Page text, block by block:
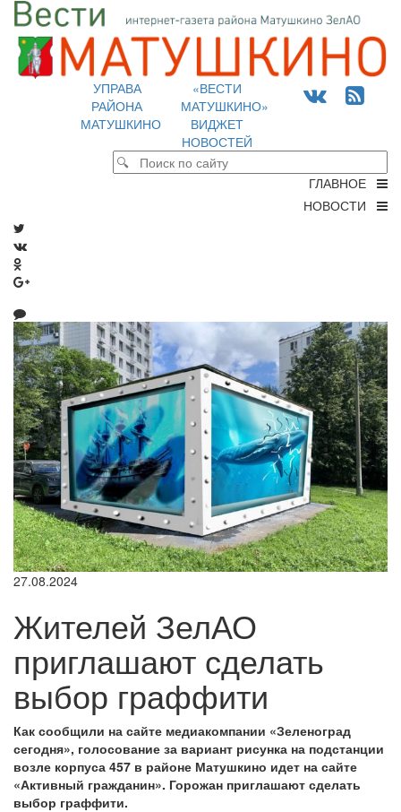
УПРАВА
РАЙОНА
МАТУШКИНО
«ВЕСТИ
МАТУШКИНО»
ВИДЖЕТ
НОВОСТЕЙ
ГЛАВНОЕ
НОВОСТИ
27.08.2024
Жителей ЗелАО
приглашают сделать
выбор граффити
Как сообщили на сайте медиакомпании «Зеленоград
сегодня», голосование за вариант рисунка на подстанции
возле корпуса 457 в районе Матушкино идет на сайте
«Активный гражданин». Горожан приглашают сделать
выбор граффити.